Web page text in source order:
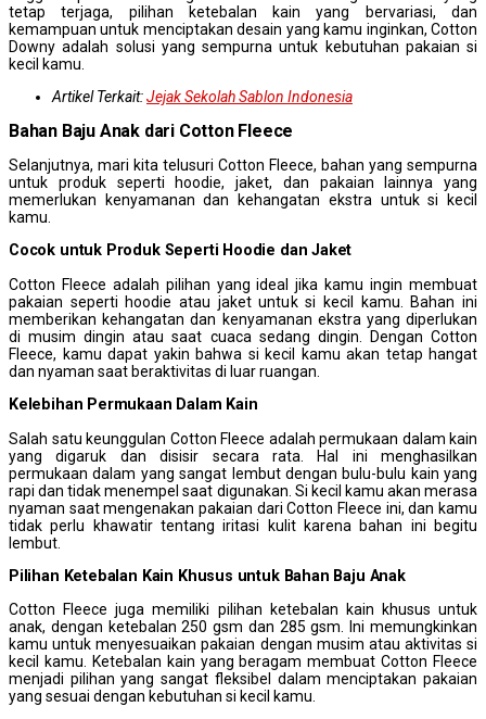
tetap terjaga, pilihan ketebalan kain yang bervariasi, dan
kemampuan untuk menciptakan desain yang kamu inginkan, Cotton
Downy adalah solusi yang sempurna untuk kebutuhan pakaian si
kecil kamu.
Artikel Terkait:Jejak Sekolah Sablon Indonesia
Bahan Baju Anak dari Cotton Fleece
Selanjutnya, mari kita telusuri Cotton Fleece, bahan yang sempurna
untuk produk seperti hoodie, jaket, dan pakaian lainnya yang
memerlukan kenyamanan dan kehangatan ekstra untuk si kecil
kamu.
Cocok untuk Produk Seperti H oodie danJaket
Cotton Fleece adalah pilihan yang ideal jika kamu ingin membuat
pakaian seperti hoodie atau jaket untuk si kecil kamu. Bahan ini
memberikan kehangatan dan kenyamanan ekstra yang diperlukan
di musim dingin atau saat cuaca sedang dingin. Dengan Cotton
Fleece, kamu dapat yakin bahwa si kecil kamu akan tetap hangat
dan nyaman saat beraktivitas di luar ruangan.
Kelebihan Permukaan Dalam Kain
Salah satu keunggulan Cotton Fleece adalah permukaan dalam kain
yang digaruk dan disisir secara rata. Hal ini menghasilkan
permukaan dalam yang sangat lembut dengan bulu-bulu kain yang
rapi dan tidak menempel saat digunakan. Si kecil kamu akan merasa
nyaman saat mengenakan pakaian dari Cotton Fleece ini, dan kamu
tidak perlu khawatir tentang iritasi kulit karena bahan ini begitu
lembut.
Pilihan Ketebalan Kain Khusus untuk Bahan Baju Anak
Cotton Fleece juga memiliki pilihan ketebalan kain khusus untuk
anak, dengan ketebalan 250 gsm dan 285 gsm. Ini memungkinkan
kamu untuk menyesuaikan pakaian dengan musim atau aktivitas si
kecil kamu. Ketebalan kain yang beragam membuat Cotton Fleece
menjadi pilihan yang sangat fleksibel dalam menciptakan pakaian
yang sesuai dengan kebutuhan si kecil kamu.